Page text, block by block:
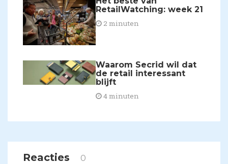
RetailWatching: week 21
2 minuten
​Waarom Secrid wil dat
de retail interessant
blijft
4 minuten
Reacties 0